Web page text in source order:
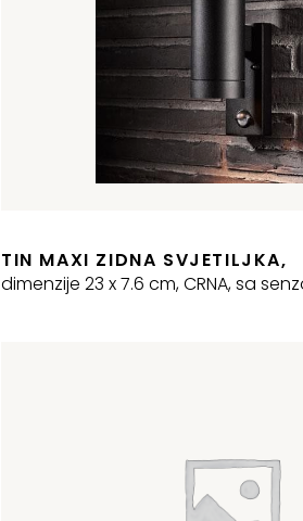
TIN MAXI ZIDNA SVJETILJKA,
dimenzije 23 x 7.6 cm, CRNA, sa